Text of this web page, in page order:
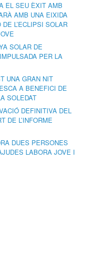
EL SEU ÈXIT AMB
AMB UNA EIXIDA
L’ECLIPSI SOLAR
SOLAR DE
PER LA
UNA GRAN NIT
A BENEFICI DE
SOLEDAT
DEFINITIVA DEL
DE L’INFORME
DUES PERSONES
LABORA JOVE I